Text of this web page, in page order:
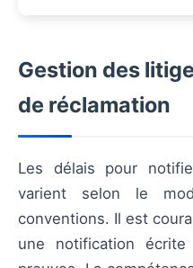
Gestion des
de réclamation
Les délais pour
varient selon le
conventions. Il est
une notification écrite